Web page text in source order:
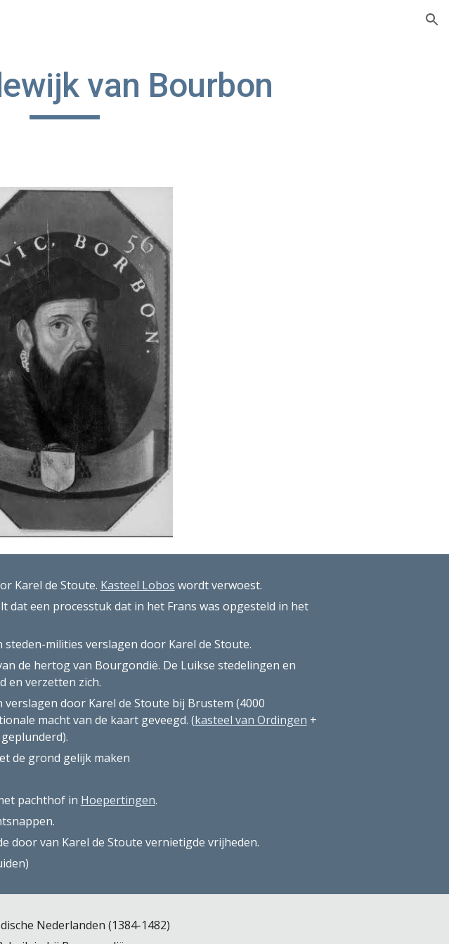
van Bourbon
Karel de Stoute. Kasteel Lobos wordt verwoest.
dat een processtuk dat in het Frans was opgesteld in het
steden-milities verslagen door Karel de Stoute.
de hertog van Bourgondië. De Luikse stedelingen en
en verzetten zich.
door Karel de Stoute bij Brustem (4000
macht van de kaart geveegd. (kasteel van Ordingen
de grond gelijk maken
pachthof in Hoepertingen.
door van Karel de Stoute vernietigde vrijheden.
Nederlanden (1384-1482)